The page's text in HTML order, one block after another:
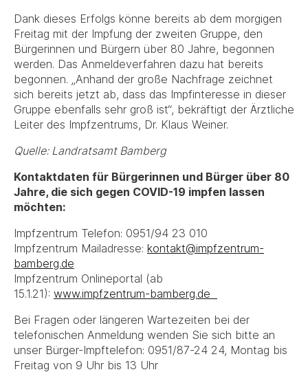
Dank dieses Erfolgs könne bereits ab dem morgigen
Freitag mit der Impfung der zweiten Gruppe, den
Bürgerinnen und Bürgern über 80 Jahre, begonnen
werden. Das Anmeldeverfahren dazu hat bereits
begonnen. „Anhand der große Nachfrage zeichnet
sich bereits jetzt ab, dass das Impfinteresse in dieser
Gruppe ebenfalls sehr groß ist“, bekräftigt der Ärztliche
Leiter des Impfzentrums, Dr. Klaus Weiner.
Quelle: Landratsamt Bamberg
Kontaktdaten für Bürgerinnen und Bürger über 80
Jahre, die sich gegen COVID-19 impfen lassen
möchten:
Impfzentrum Telefon: 0951/94 23 010
Impfzentrum Mailadresse: kontakt@impfzentrum-
bamberg.de
Impfzentrum Onlineportal (ab
15.1.21): www.impfzentrum-bamberg.de
Bei Fragen oder längeren Wartezeiten bei der
telefonischen Anmeldung wenden Sie sich bitte an
unser Bürger-Impftelefon: 0951/87-24 24, Montag bis
Freitag von 9 Uhr bis 13 Uhr